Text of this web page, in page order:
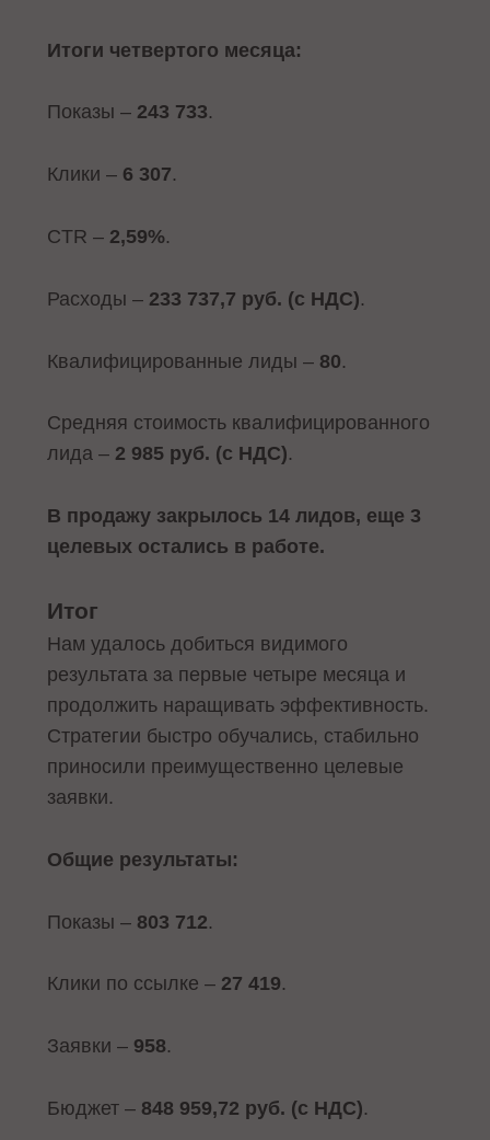
Итоги четвертого месяца:
Показы – 243 733.
Клики – 6 307.
CTR – 2,59%.
Расходы – 233 737,7 руб. (с НДС).
Квалифицированные лиды – 80.
Средняя стоимость квалифицированного
лида – 2 985 руб. (с НДС).
В продажу закрылось 14 лидов, еще 3
целевых остались в работе.
Итог
Нам удалось добиться видимого
результата за первые четыре месяца и
продолжить наращивать эффективность.
Стратегии быстро обучались, стабильно
приносили преимущественно целевые
заявки.
Общие результаты:
Показы – 803 712.
Клики по ссылке – 27 419.
Заявки – 958.
Бюджет – 848 959,72 руб. (с НДС).